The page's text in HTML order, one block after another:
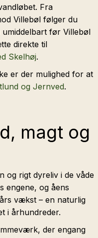
Fra
Villebøl følger du
umiddelbart før Villebøl
direkte til
Skelhøj.
er der mulighed for at
og Jernved.
magt og
og rigt dyreliv i de våde
engene, og åens
vækst – en naturlig
i århundreder.
der engang